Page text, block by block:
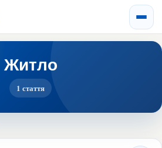
Житло
1 стаття